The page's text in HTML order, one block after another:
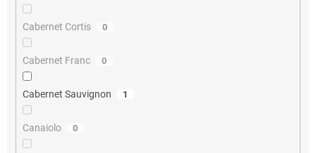
Cabernet Cortis 0
Cabernet Franc 0
Cabernet Sauvignon 1
Canaiolo 0